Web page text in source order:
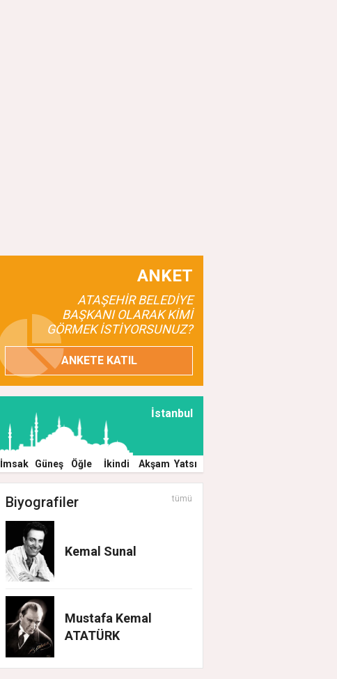
ANKET
ATAŞEHİR BELEDİYE
BAŞKANI OLARAK KİMİ
GÖRMEK İSTİYORSUNUZ?
ANKETE KATIL
İstanbul
İmsak Güneş Öğle İkindi Akşam Yatsı
Biyografiler tümü
Kemal Sunal
Mustafa Kemal
ATATÜRK